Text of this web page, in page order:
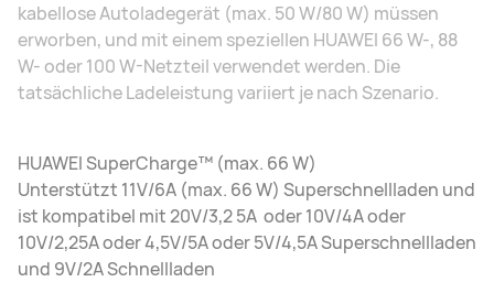
kabellose Autoladegerät (max. 50 W/80 W) müssen
erworben, und mit einem speziellen HUAWEI 66 W-, 88
W- oder 100 W-Netzteil verwendet werden. Die
tatsächliche Ladeleistung variiert je nach Szenario.
HUAWEI SuperCharge™ (max. 66 W)
Unterstützt 11V/6A (max. 66 W) Superschnellladen und
ist kompatibel mit 20V/3,2 5A oder 10V/4A oder
10V/2,25A oder 4,5V/5A oder 5V/4,5A Superschnellladen
und 9V/2A Schnellladen